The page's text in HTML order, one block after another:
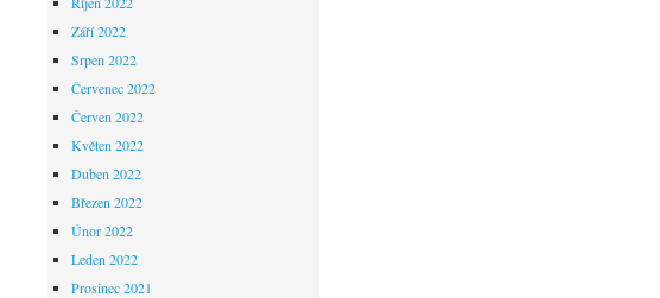
Září 2022
Srpen 2022
Červenec 2022
Červen 2022
Květen 2022
Duben 2022
Březen 2022
Únor 2022
Leden 2022
Prosinec 2021